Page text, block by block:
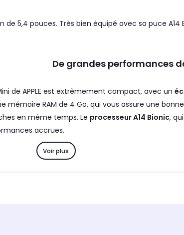
de 5,4 pouces. Très bien équipé avec sa puce
De grandes performances
de APPLE est extrêmement compact, avec un
mémoire RAM de 4 Go, qui vous assure une
en même temps. Le processeur A14 Bionic,
accrues.
photo, l'iPhone 12 Mini de APPLE possède
Voir plus